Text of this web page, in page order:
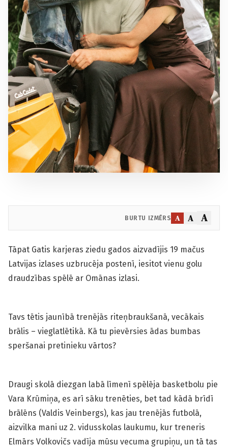
BURTU IZMĒRS A A A
Tāpat Gatis karjeras ziedu gados aizvadījis 19 mačus
Latvijas izlases uzbrucēja postenī, iesitot vienu golu
draudzības spēlē ar Omānas izlasi.
Tavs tētis jaunībā trenējās riteņbraukšanā, vecākais
brālis – vieglatlētikā. Kā tu pievērsies ādas bumbas
speršanai pretinieku vārtos?
Draugi skolā diezgan labā līmenī spēlēja basketbolu pie
Vara Krūmiņa, es arī sāku trenēties, bet tad kādā brīdī
brālēns (Valdis Veinbergs), kas jau trenējās futbolā,
aizvilka mani uz 2. vidusskolas laukumu, kur treneris
Elmārs Volkovičs vadīja mūsu vecuma grupiņu, un tā tas